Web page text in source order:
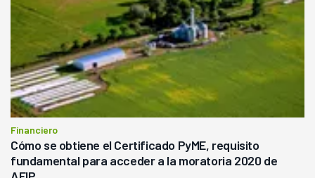
Financiero
Cómo se obtiene el Certificado PyME, requisito
fundamental para acceder a la moratoria 2020 de